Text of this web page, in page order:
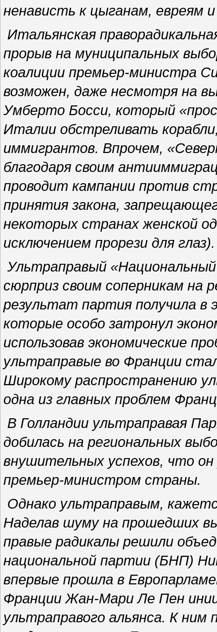
ненависть к цыганам, евреям
Итальянская
прорыв на муниципальных
коалиции премьер-министра
возможен, даже несмотря на
Умберто Босси, который
Италии обстреливать
иммигрантов. Впрочем,
благодаря своим
проводит кампании против
принятия закона,
некоторых странах женской
исключением прорези для глаз).
Ультраправый
сюрприз своим соперникам на
результат партия получила в
которые особо затронул
использовав экономические
ультраправые во Франции
Широкому распространению
одна из главных проблем
В Голландии ультраправая
добилась на региональных
внушительных успехов, что
премьер-министром страны.
Однако ультраправым,
Наделав шуму на прошедших
правые радикалы решили
национальной партии (БНП)
впервые прошла в
Франции Жан-Мари Ле Пен
ультраправого альянса. К ним